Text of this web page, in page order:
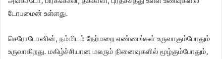
டோபமைன் உள்ளது.
செரோடோனின், நம்மிடம் நேர்மறை எண்ணங்கள் உருவாகும்போதும்
உருவாகிறது. மகிழ்ச்சியான மலரும் நினைவுகளில் மூழ்கும்போதும்,